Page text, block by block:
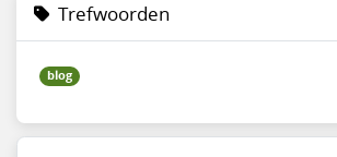
Trefwoorden
blog